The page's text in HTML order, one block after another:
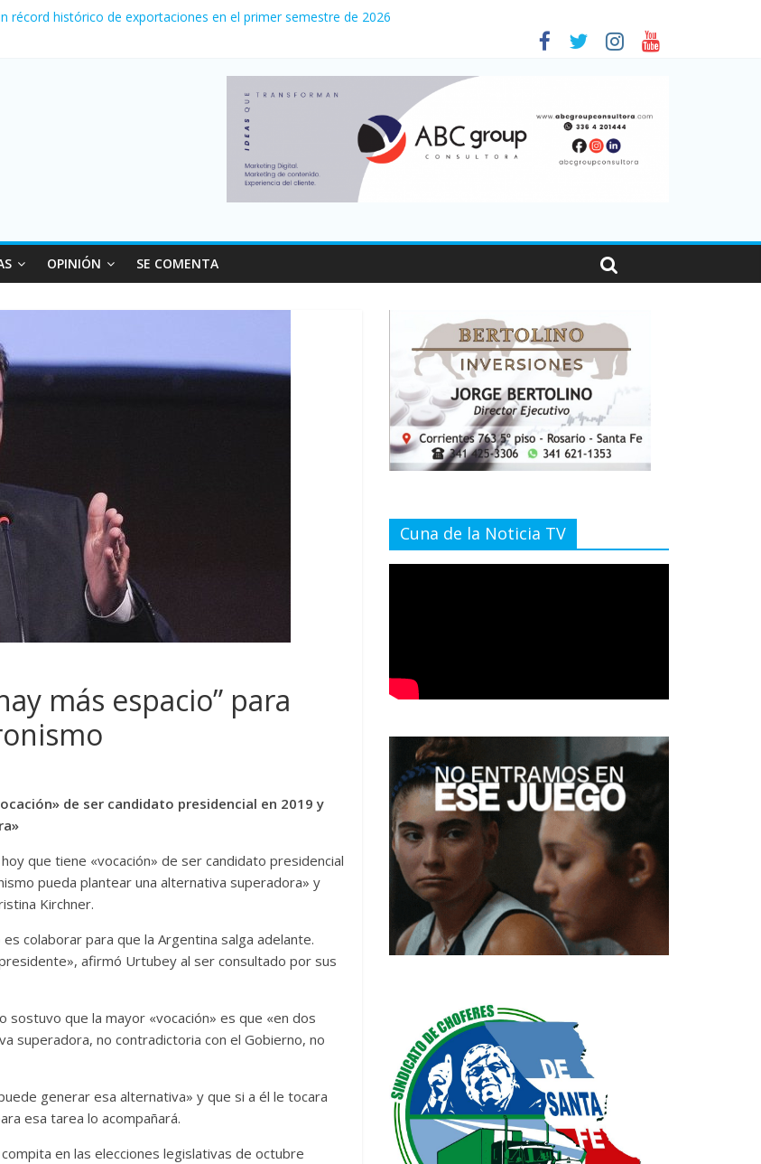
más movimiento y consumo turístico: 4,6 millones de personas viajaron por el país, un 5,9% más que en 2025
récord histórico de exportaciones en el primer semestre de 2026
41.000 kioscos: el sector denuncia crisis como en 2001
OPINIÓN SE COMENTA
más espacio” para
de ser candidato presidencial en 2019 y
que tiene «vocación» de ser candidato presidencial
pueda plantear una alternativa superadora» y
Kirchner.
colaborar para que la Argentina salga adelante.
afirmó Urtubey al ser consultado por sus
sostuvo que la mayor «vocación» es que «en dos
superadora, no contradictoria con el Gobierno, no
generar esa alternativa» y que si a él le tocara
esa tarea lo acompañará.
en las elecciones legislativas de octubre
Cuna de la Noticia TV